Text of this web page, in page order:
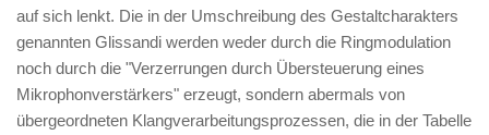
auf sich lenkt. Die in der Umschreibung des Gestaltcharakters
genannten Glissandi werden weder durch die Ringmodulation
noch durch die "Verzerrungen durch Übersteuerung eines
Mikrophonverstärkers" erzeugt, sondern abermals von
übergeordneten Klangverarbeitungsprozessen, die in der Tabelle